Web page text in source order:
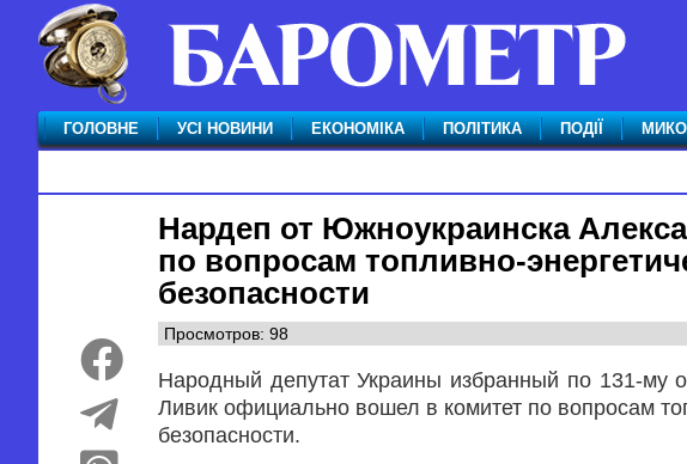
ГОЛОВНЕ УСІ НОВИНИ ЕКОНОМІКА ПОЛІТИКА ПОДІЇ
Нардеп от Южноукраинска
по вопросам топливно-
безопасности
Просмотров: 98
Народный депутат Украины избранный по 131-му
Ливик официально вошел в комитет по вопросам
безопасности.